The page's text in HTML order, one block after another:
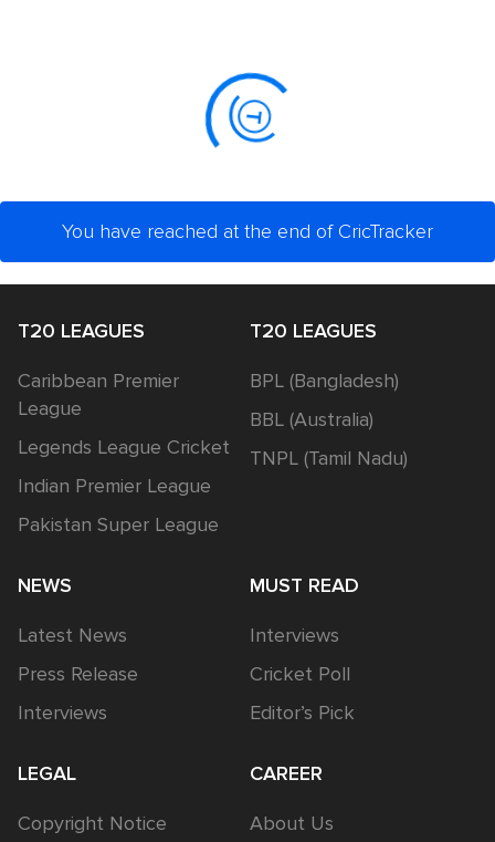
You have reached at the end of CricTracker
T20 LEAGUES
Caribbean Premier
League
Legends League Cricket
Indian Premier League
Pakistan Super League
T20 LEAGUES
BPL (Bangladesh)
BBL (Australia)
TNPL (Tamil Nadu)
NEWS
Latest News
Press Release
Interviews
MUST READ
Interviews
Cricket Poll
Editor’s Pick
LEGAL
Copyright Notice
CAREER
About Us